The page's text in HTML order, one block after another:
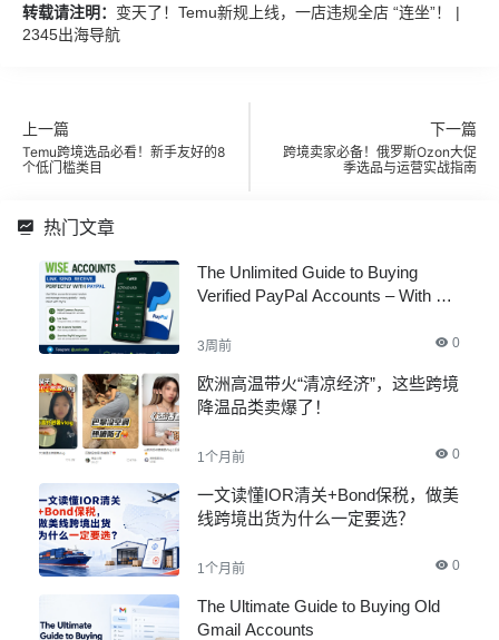
转载请注明： 变天了！Temu新规上线，一店违规全店 “连坐”！ |
2345出海导航
上一篇
Temu跨境选品必看！新手友好的8
个低门槛类目
下一篇
跨境卖家必备！俄罗斯Ozon大促
季选品与运营实战指南
热门文章
The Unlimited Guide to Buying
Verified PayPal Accounts – With All
3周前 0
欧洲高温带火“清凉经济”，这些跨境
降温品类卖爆了！
1个月前 0
一文读懂IOR清关+Bond保税，做美
线跨境出货为什么一定要选？
1个月前 0
The Ultimate Guide to Buying Old
Gmail Accounts